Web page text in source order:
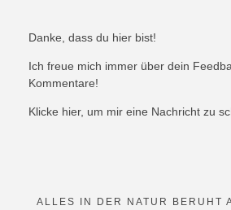
Danke, dass du hier bist!
Ich freue mich immer über dein
Kommentare!
Klicke hier, um mir eine Nachricht zu
ALLES IN DER NATUR BERUHT